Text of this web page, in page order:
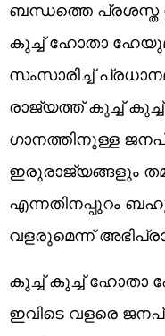
ബന്ധത്തെ പ്രശസ്ത
കുച്ച് ഹോതാ
സംസാരിച്ച്
രാജ്യത്ത് കുച്ച്
ഗാനത്തിനുള്ള
ഇരുരാജ്യങ്ങളും
എന്നതിനപ്പുറം
വളരുമെന്ന്
കുച്ച് കുച്ച് ഹോതാ
ഇവിടെ വളരെ